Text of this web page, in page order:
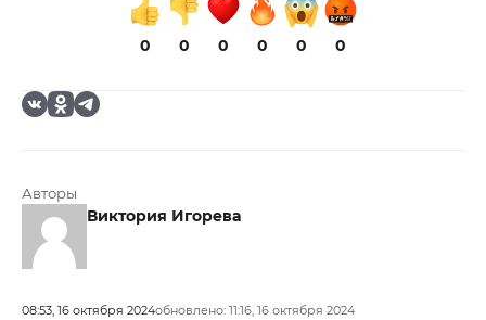
0 0 0 0 0 0
Авторы
Виктория Игорева
08:53, 16 октября 2024обновлено: 11:16, 16 октября 2024